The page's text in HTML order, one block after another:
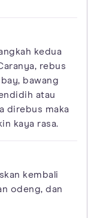
kedua
rebus
bawang
atau
direbus maka
kaya rasa.
kembali
odeng, dan